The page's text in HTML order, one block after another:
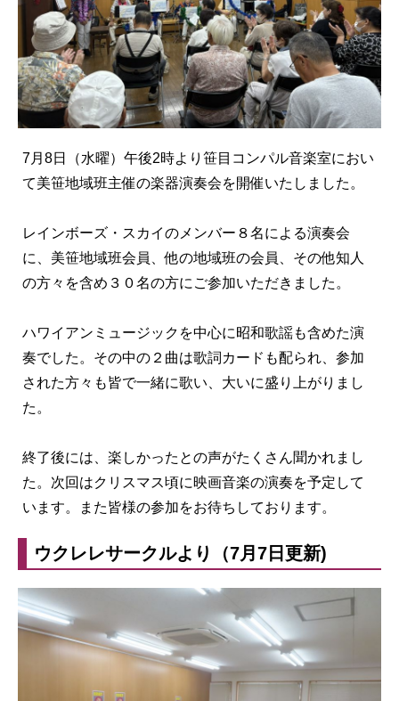
7月8日（水曜）午後2時より笹目コンパル音楽室におい
て美笹地域班主催の楽器演奏会を開催いたしました。
レインボーズ・スカイのメンバー８名による演奏会
に、美笹地域班会員、他の地域班の会員、その他知人
の方々を含め３０名の方にご参加いただきました。
ハワイアンミュージックを中心に昭和歌謡も含めた演
奏でした。その中の２曲は歌詞カードも配られ、参加
された方々も皆で一緒に歌い、大いに盛り上がりまし
た。
終了後には、楽しかったとの声がたくさん聞かれまし
た。次回はクリスマス頃に映画音楽の演奏を予定して
います。また皆様の参加をお待ちしております。
ウクレレサークルより（7月7日更新)